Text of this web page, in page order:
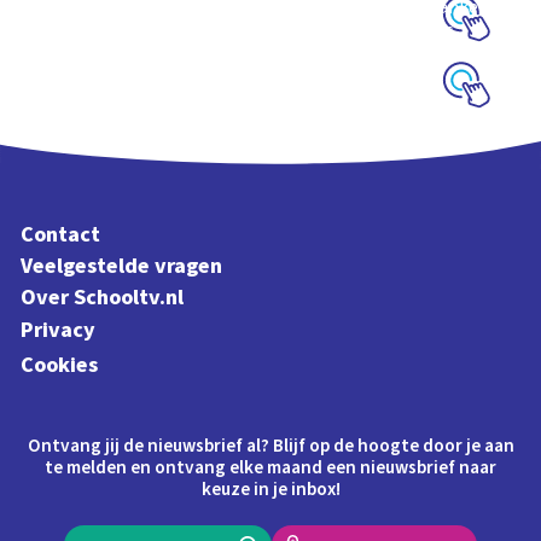
woorden en klanken
uit Letterliedjes
Contact
Veelgestelde vragen
Over Schooltv.nl
Privacy
Cookies
Ontvang jij de nieuwsbrief al? Blijf op de hoogte door je aan
te melden en ontvang elke maand een nieuwsbrief naar
keuze in je inbox!